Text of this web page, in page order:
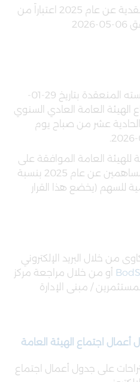
تقرر البدء بتوزيع الأرباح النقدية عن عام 2025 اعتباراً من
قرر مجلس الإدارة في جلسته المنعقدة بتاريخ 29-01-
الهيئة العامة العادي السنوي
عشر من صباح يوم
للهيئة العامة الموافقة على
توزيع أرباح نقدية على المساهمين عن عام 2025 بنسبة
للسهم (يخضع هذا القرار
من خلال البريد الإلكتروني
أو من خلال مراجعة مركز
/ مبنى الإدارة
أعمال اجتماع الهيئة العامة
على جدول أعمال اجتماع